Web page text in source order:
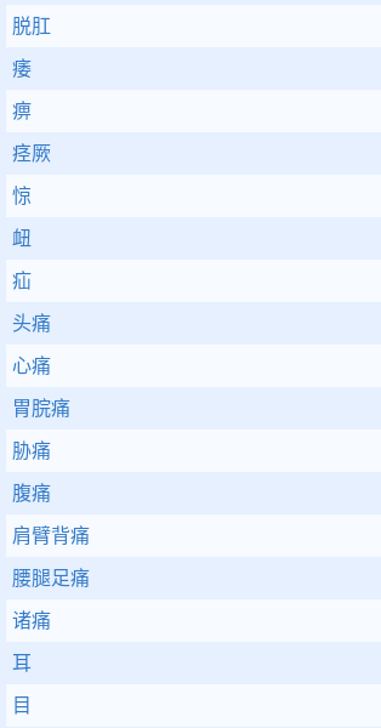
脱肛
痿
痹
痉厥
惊
衄
疝
头痛
心痛
胃脘痛
胁痛
腹痛
肩臂背痛
腰腿足痛
诸痛
耳
目